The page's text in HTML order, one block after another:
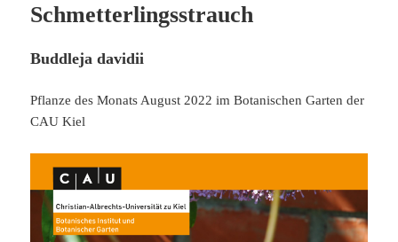
Schmetterlingsstrauch
Buddleja davidii
Pflanze des Monats August 2022 im Botanischen Garten der
CAU Kiel